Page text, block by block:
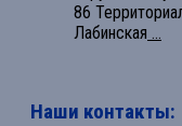
86
Лабинская ...
Наши контакты: